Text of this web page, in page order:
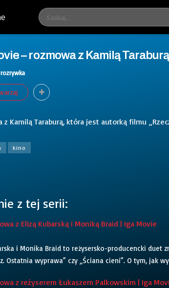
– rozmowa z Kamilą
z Kamilą Taraburą, która jest autorką filmu
kino
z tej serii:
z Elizą Kubarską i Moniką Braid | Iga Movie
i Monika Braid to reżysersko-producencki duet
Ostatnia wyprawa” czy „Ściana cieni”. O tym, jak
z reżyserem Łukaszem Palkowskim | Iga